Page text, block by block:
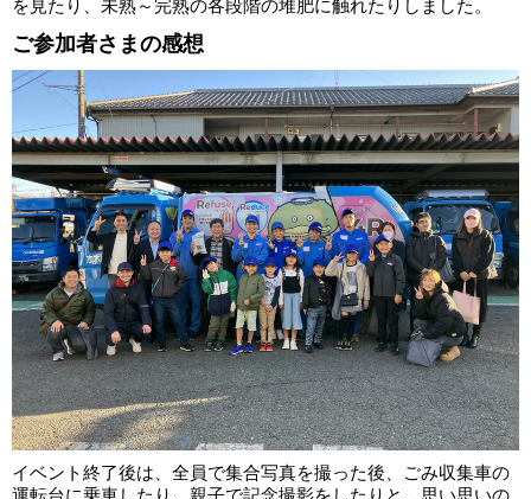
を見たり、未熟～完熟の各段階の堆肥に触れたりしました。
ご参加者さまの感想
イベント終了後は、全員で集合写真を撮った後、ごみ収集車の
運転台に乗車したり、親子で記念撮影をしたりと、思い思いの